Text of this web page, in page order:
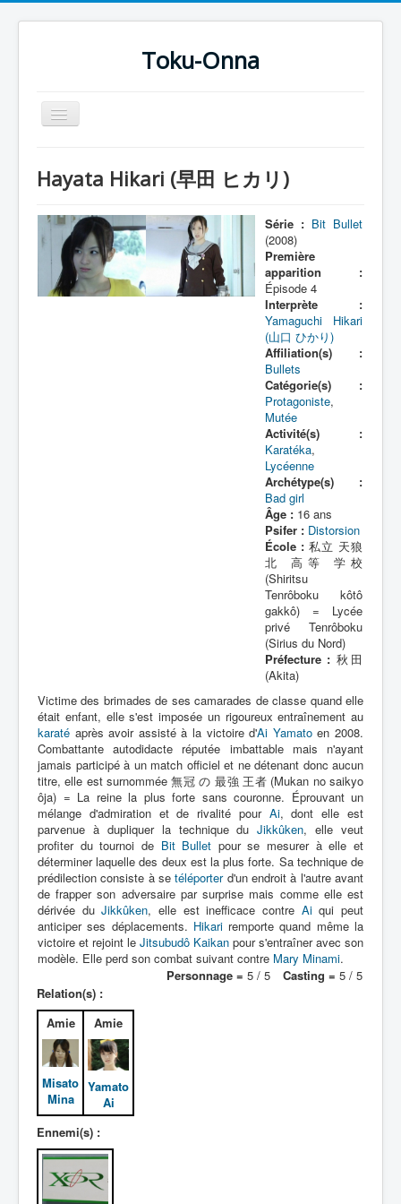
Toku-Onna
Basculer
la
Toku-Actrices
Toku-Critiques
Séries
Films
Bit Bullet (ビット バレット)
Fanservice
Bullets
XOR Corporation
Entourage
Déguisements
_
[]
_
Généralités
Membres
Accessoires
Armes
Attaques
Hayata Hikari (早田 ヒカリ)
Série : Bit Bullet
(2008)
Première
apparition :
Épisode 4
Interprète :
Yamaguchi Hikari
(山口 ひかり)
Affiliation(s) :
Bullets
Catégorie(s) :
Protagoniste,
Mutée
Activité(s) :
Karatéka,
Lycéenne
Archétype(s) :
Bad girl
Âge :16 ans
Psifer : Distorsion
École :私立 天狼
北 高等 学校
(Shiritsu
Tenrôboku kôtô
gakkô) = Lycée
privé Tenrôboku
(Sirius du Nord)
Préfecture : 秋田
(Akita)
Victime des brimades de ses camarades de classe quand elle
était enfant, elle s'est imposée un rigoureux entraînement au
karaté après avoir assisté à la victoire d'Ai Yamatoen 2008.
Combattante autodidacte réputée imbattable mais n'ayant
jamais participé à un match officiel et ne détenant donc aucun
titre, elle est surnommée 無冠 の 最強 王者 (Mukan no saikyo
ôja) = La reine la plus forte sans couronne. Éprouvant un
mélange d'admiration et de rivalité pour Ai, dont elle est
parvenue à dupliquer la technique duJikkûken, elle veut
profiter du tournoi de Bit Bullet pour se mesurer à elle et
déterminer laquelle des deux est la plus forte. Sa technique de
prédilection consiste à setéléporterd'un endroit à l'autre avant
de frapper son adversaire par surprise mais comme elle est
dérivée duJikkûken, elle est inefficace contre Aiqui peut
anticiper ses déplacements. Hikariremporte quand même la
victoire et rejoint le Jitsubudô Kaikan pour s'entraîner avec son
modèle. Elle perd son combat suivant contre Mary Minami.
Personnage = 5 / 5 Casting = 5 / 5
Relation(s) :
Amie
Misato
Mina
Amie
Yamato
Ai
Ennemi(s) :